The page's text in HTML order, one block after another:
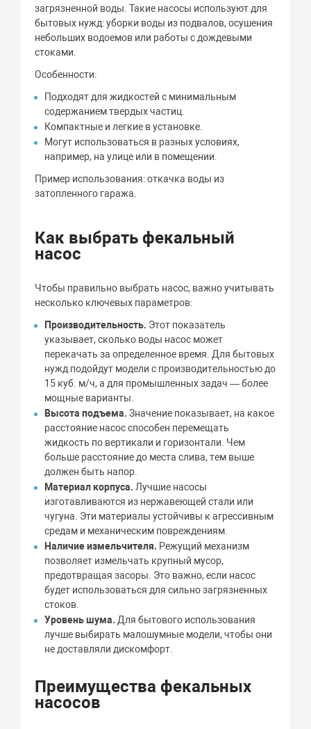
загрязненной воды. Такие насосы используют для
бытовых нужд: уборки воды из подвалов, осушения
небольших водоемов или работы с дождевыми
стоками.
Особенности:
Подходят для жидкостей с минимальным
содержанием твердых частиц.
Компактные и легкие в установке.
Могут использоваться в разных условиях,
например, на улице или в помещении.
Пример использования: откачка воды из
затопленного гаража.
Как выбрать фекальный
насос
Чтобы правильно выбрать насос, важно учитывать
несколько ключевых параметров:
Производительность. Этот показатель
указывает, сколько воды насос может
перекачать за определенное время. Для бытовых
нужд подойдут модели с производительностью до
15 куб. м/ч, а для промышленных задач — более
мощные варианты.
Высота подъема.Значение показывает, на какое
расстояние насос способен перемещать
жидкость по вертикали и горизонтали. Чем
больше расстояние до места слива, тем выше
должен быть напор.
Материал корпуса. Лучшие насосы
изготавливаются из нержавеющей стали или
чугуна. Эти материалы устойчивы к агрессивным
средам и механическим повреждениям.
Наличие измельчителя. Режущий механизм
позволяет измельчать крупный мусор,
предотвращая засоры. Это важно, если насос
будет использоваться для сильно загрязненных
стоков.
Уровень шума. Для бытового использования
лучше выбирать малошумные модели, чтобы они
не доставляли дискомфорт.
Преимущества фекальных
насосов